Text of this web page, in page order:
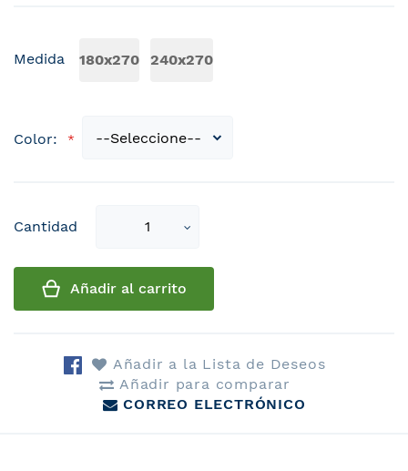
Medida 180x270 240x270
Color:
Cantidad
Select
Añadir al carrito
Añadir a la Lista de Deseos
Añadir para comparar
CORREO ELECTRÓNICO